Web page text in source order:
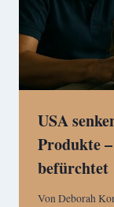
USA
Produkte
befürchtet
VonDeborah